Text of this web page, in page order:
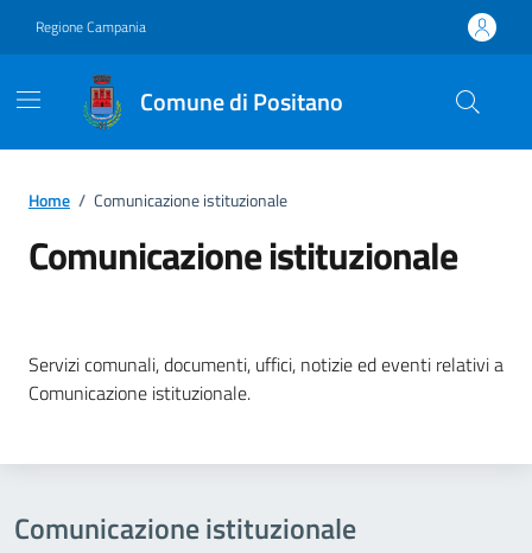
Regione Campania
Comune di Positano
Home / Comunicazione istituzionale
Comunicazione istituzionale
Servizi comunali, documenti, uffici, notizie ed eventi relativi a
Comunicazione istituzionale.
Comunicazione istituzionale